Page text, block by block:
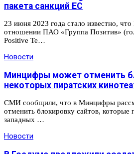
пакета санкций ЕС
23 июня 2023 года стало известно,
отношении ПАО «Группа Позитив»
Positive Te…
Новости
Минцифры может отменить
некоторых пиратских
СМИ сообщили, что в Минцифры
отменить блокировку сайтов, которые
западных …
Новости